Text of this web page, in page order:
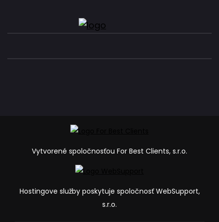
Vytvorené spoločnosťou For Best Clients, s.r.o.
Hostingove služby poskytuje spoločnosť WebSupport,
s.r.o.